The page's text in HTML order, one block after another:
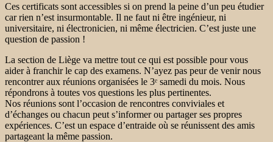
Ces certificats sont accessibles si on prend la peine d’un peu étudier
car rien n’est insurmontable. Il ne faut ni être ingénieur, ni
universitaire, ni électronicien, ni même électricien. C’est juste une
question de passion !
La section de Liège va mettre tout ce qui est possible pour vous
aider à franchir le cap des examens. N’ayez pas peur de venir nous
rencontrer aux réunions organisées le 3ᵉ samedi du mois. Nous
répondrons à toutes vos questions les plus pertinentes.
Nos réunions sont l’occasion de rencontres conviviales et
d’échanges ou chacun peut s’informer ou partager ses propres
expériences. C’est un espace d’entraide où se réunissent des amis
partageant la même passion.